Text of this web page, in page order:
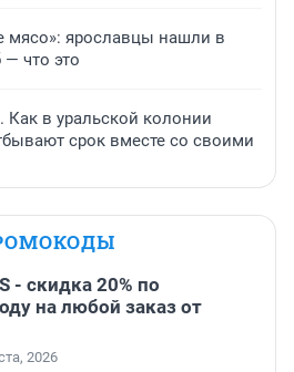
мясо»: ярославцы нашли в
что это
в уральской колонии
срок вместе со своими
- скидка 20% по
на любой заказ от
2026